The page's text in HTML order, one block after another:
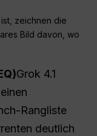
zeichnen die
Bild davon, wo
Grok 4.1
Rangliste
deutlich